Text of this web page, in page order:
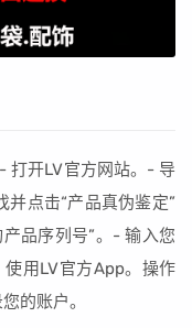
打开LV官方网站。- 导
并点击“产品真伪鉴定”
品序列号”。- 输入您
用LV官方App。操作
的账户。